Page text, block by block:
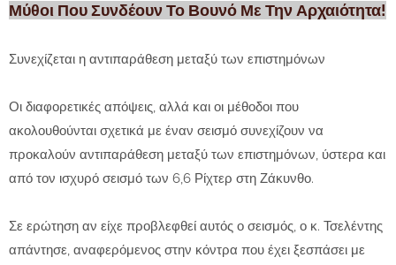
Μύθοι Που Συνδέουν Το Βουνό Με Την Αρχαιότητα!
Συνεχίζεται η αντιπαράθεση μεταξύ των επιστημόνων
Οι διαφορετικές απόψεις, αλλά και οι μέθοδοι που
ακολουθούνται σχετικά με έναν σεισμό συνεχίζουν να
προκαλούν αντιπαράθεση μεταξύ των επιστημόνων, ύστερα και
από τον ισχυρό σεισμό των 6,6 Ρίχτερ στη Ζάκυνθο.
Σε ερώτηση αν είχε προβλεφθεί αυτός ο σεισμός, ο κ. Τσελέντης
απάντησε, αναφερόμενος στην κόντρα που έχει ξεσπάσει με